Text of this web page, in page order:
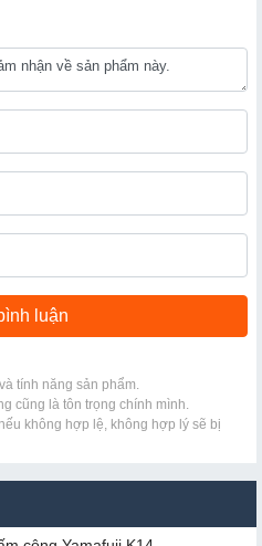
tính năng sản phẩm.
cũng là tôn trọng chính mình.
không hợp lệ, không hợp lý sẽ bị